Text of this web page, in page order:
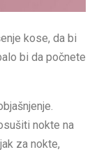
kose, da bi
bi da počnete
nokte na
za nokte,